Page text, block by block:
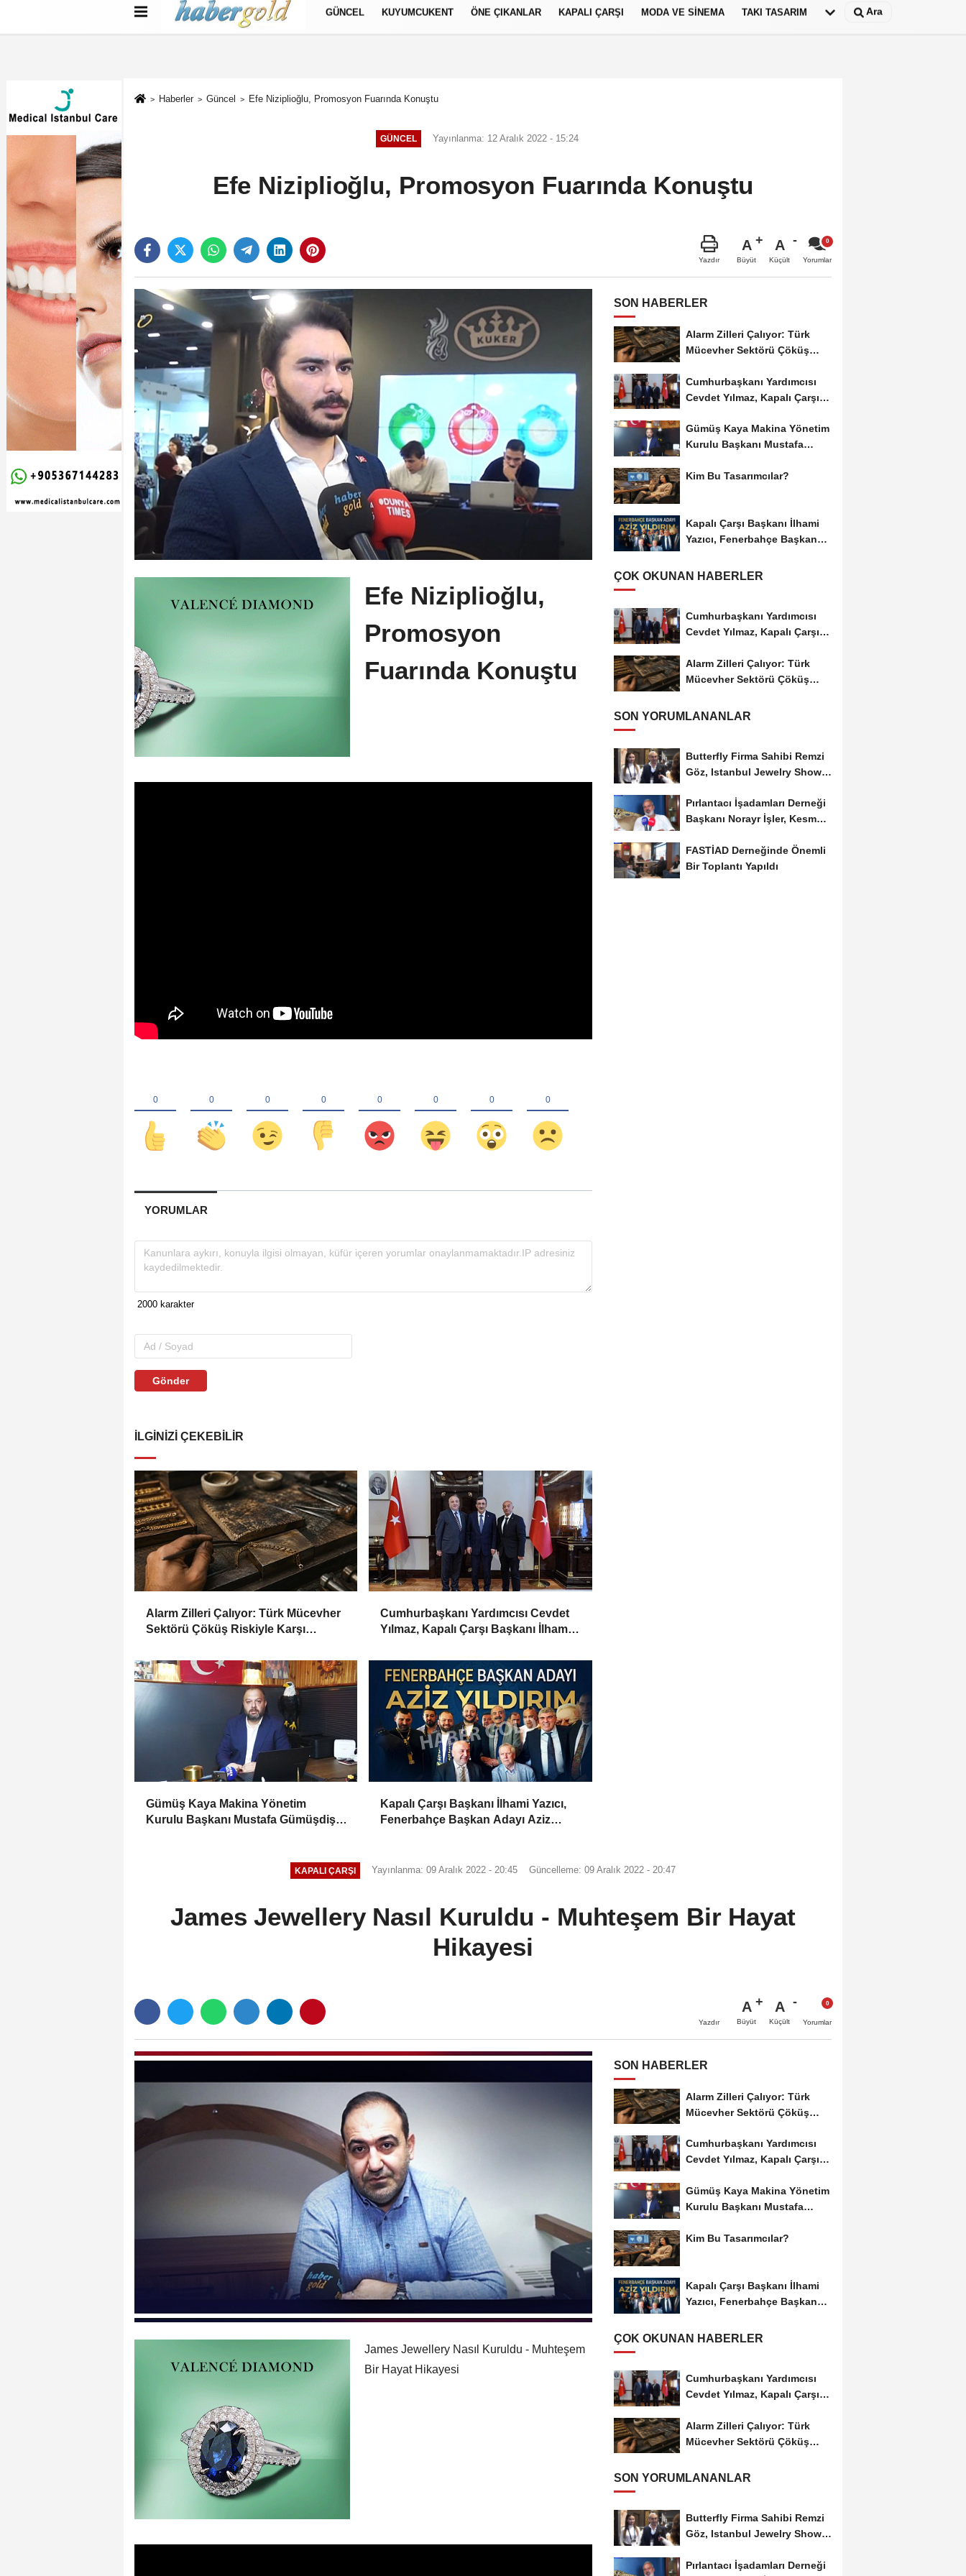
Türkçe English العربية Français русский Spanish Deutsch
GÜNCEL KUYUMCUKENT ÖNE ÇIKANLAR KAPALI ÇARŞI MODA VE SINEMA TAKI TASARIM Ara
Haberler Güncel Efe Niziplioğlu, Promosyon Fuarında Konuştu
GÜNCEL Yayınlanma: 12 Aralık 2022 - 15:24
Efe Niziplioğlu, Promosyon Fuarında Konuştu
Yazdır
A
Büyüt
A
Küçült Yorumlar
Efe Niziplioğlu,
Promosyon
Fuarında Konuştu
YORUMLAR
Gönder
İLGINIZI ÇEKEBILIR
Alarm Zilleri Çalıyor: Türk Mücevher
Sektörü Çöküş Riskiyle Karşı
Cumhurbaşkanı Yardımcısı Cevdet
Yılmaz, Kapalı Çarşı Başkanı İlhami
Gümüş Kaya Makina Yönetim
Kurulu Başkanı Mustafa Gümüşdiş,
Kapalı Çarşı Başkanı İlhami Yazıcı,
Fenerbahçe Başkan Adayı Aziz
SON HABERLER
Alarm Zilleri Çalıyor: Türk
Mücevher Sektörü Çöküş
Cumhurbaşkanı Yardımcısı
Cevdet Yılmaz, Kapalı Çarşı
Gümüş Kaya Makina Yönetim
Kurulu Başkanı Mustafa
Kim Bu Tasarımcılar?
Kapalı Çarşı Başkanı İlhami
Yazıcı, Fenerbahçe Başkan
ÇOK OKUNAN HABERLER
Cumhurbaşkanı Yardımcısı
Cevdet Yılmaz, Kapalı Çarşı
Alarm Zilleri Çalıyor: Türk
Mücevher Sektörü Çöküş
SON YORUMLANANLAR
Butterfly Firma Sahibi Remzi
Göz, Istanbul Jewelry Show
Pırlantacı İşadamları Derneği
Başkanı Norayr İşler, Kesme
FASTİAD Derneğinde Önemli
Bir Toplantı Yapıldı
KAPALI ÇARŞI Yayınlanma: 09 Aralık 2022 - 20:45 Güncelleme: 09 Aralık 2022 - 20:47
James Jewellery Nasıl Kuruldu - Muhteşem Bir Hayat
Hikayesi
Yazdır
A
Büyüt
A
Küçült Yorumlar
James Jewellery Nasıl Kuruldu - Muhteşem
Bir Hayat Hikayesi
SON HABERLER
Alarm Zilleri Çalıyor: Türk
Mücevher Sektörü Çöküş
Cumhurbaşkanı Yardımcısı
Cevdet Yılmaz, Kapalı Çarşı
Gümüş Kaya Makina Yönetim
Kurulu Başkanı Mustafa
Kim Bu Tasarımcılar?
Kapalı Çarşı Başkanı İlhami
Yazıcı, Fenerbahçe Başkan
ÇOK OKUNAN HABERLER
Cumhurbaşkanı Yardımcısı
Cevdet Yılmaz, Kapalı Çarşı
Alarm Zilleri Çalıyor: Türk
Mücevher Sektörü Çöküş
SON YORUMLANANLAR
Butterfly Firma Sahibi Remzi
Göz, Istanbul Jewelry Show
Pırlantacı İşadamları Derneği